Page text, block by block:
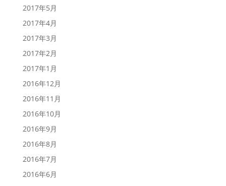
2017年5月
2017年4月
2017年3月
2017年2月
2017年1月
2016年12月
2016年11月
2016年10月
2016年9月
2016年8月
2016年7月
2016年6月